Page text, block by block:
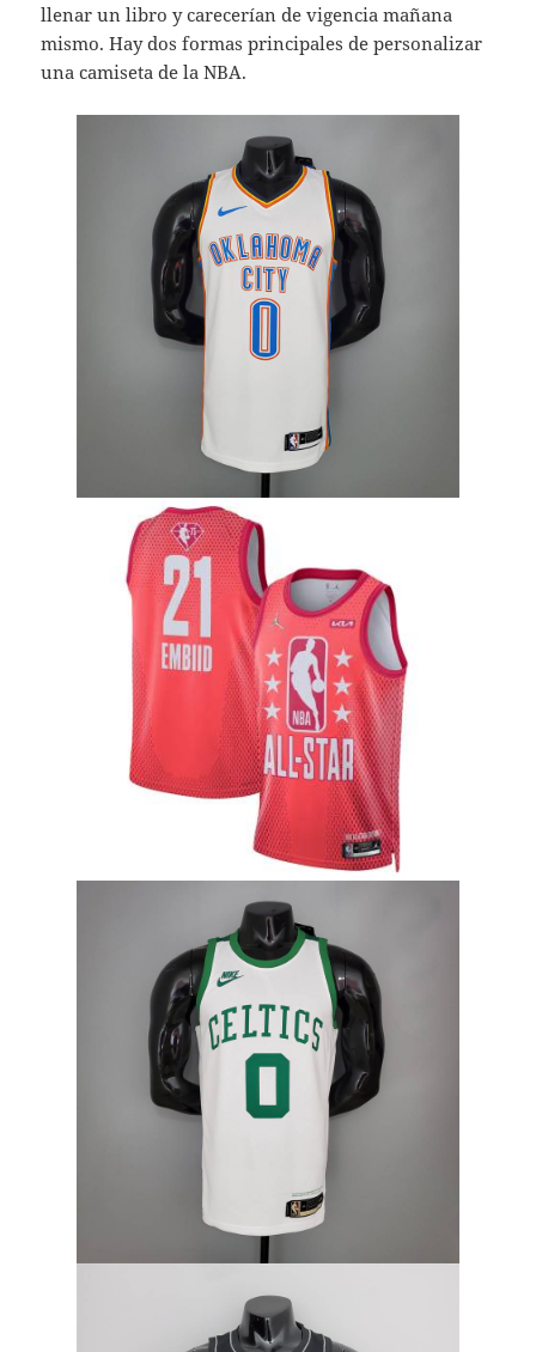
llenar un libro y carecerían de vigencia mañana
mismo. Hay dos formas principales de personalizar
una camiseta de la NBA.